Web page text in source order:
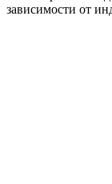
зависимости от